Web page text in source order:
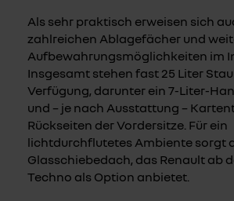
Als sehr praktisch erweisen sich
zahlreichen Ablagefächer und
Aufbewahrungsmöglichkeiten im
Insgesamt stehen fast 25 Liter
Verfügung, darunter ein 7-Liter-
und – je nach Ausstattung –
Rückseiten der Vordersitze. Für ein
lichtdurchflutetes Ambiente sorgt
Glasschiebedach, das Renault ab
Techno als Option anbietet.